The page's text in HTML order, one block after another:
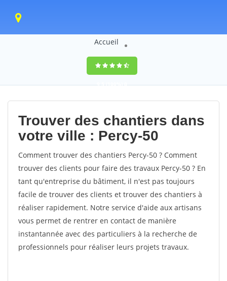
Accueil
9,5(100%)0
votes
Trouver des chantiers dans
votre ville : Percy-50
Comment trouver des chantiers Percy-50 ? Comment
trouver des clients pour faire des travaux Percy-50 ? En
tant qu'entreprise du bâtiment, il n'est pas toujours
facile de trouver des clients et trouver des chantiers à
réaliser rapidement. Notre service d'aide aux artisans
vous permet de rentrer en contact de manière
instantannée avec des particuliers à la recherche de
professionnels pour réaliser leurs projets travaux.